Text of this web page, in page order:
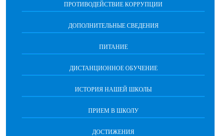
ПРОТИВОДЕЙСТВИЕ КОРРУПЦИИ
ДОПОЛНИТЕЛЬНЫЕ СВЕДЕНИЯ
ПИТАНИЕ
ДИСТАНЦИОННОЕ ОБУЧЕНИЕ
ИСТОРИЯ НАШЕЙ ШКОЛЫ
ПРИЕМ В ШКОЛУ
ДОСТИЖЕНИЯ